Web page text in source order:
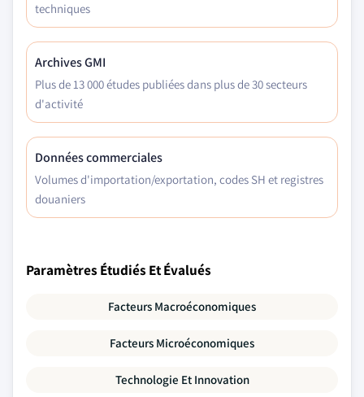
techniques
Archives GMI
Plus de 13 000 études publiées dans plus de 30 secteurs
d'activité
Données commerciales
Volumes d'importation/exportation, codes SH et registres
douaniers
Paramètres Étudiés Et Évalués
Facteurs Macroéconomiques
Facteurs Microéconomiques
Technologie Et Innovation